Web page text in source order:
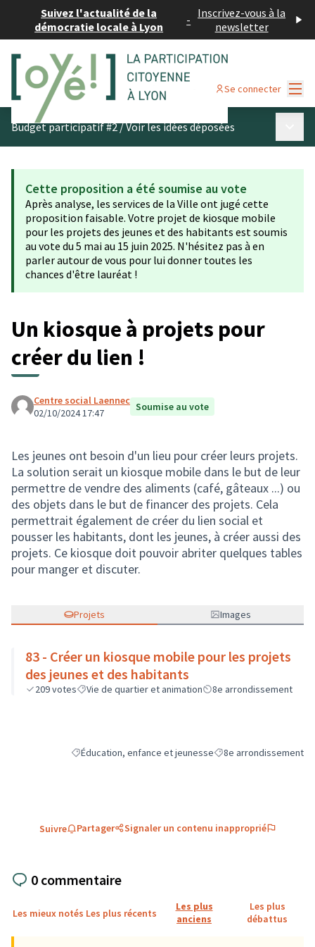
Suivez l'actualité de la
démocratie locale à Lyon
- Inscrivez-vous à la
newsletter
Se connecter
Budget participatif #2/Voir les idées déposées
Cette proposition a été soumise au vote
Après analyse, les services de la Ville ont jugé cette
proposition faisable. Votre projet de kiosque mobile
pour les projets des jeunes et des habitants est soumis
au vote du 5 mai au 15 juin 2025. N'hésitez pas à en
parler autour de vous pour lui donner toutes les
chances d'être lauréat !
Un kiosque à projets pour
créer du lien !
Centre social Laennec
02/10/2024 17:47
Soumise au vote
Les jeunes ont besoin d'un lieu pour créer leurs projets.
La solution serait un kiosque mobile dans le but de leur
permettre de vendre des aliments (café, gâteaux ...) ou
des objets dans le but de financer des projets. Cela
permettrait également de créer du lien social et
pousser les habitants, dont les jeunes, à créer aussi des
projets. Ce kiosque doit pouvoir abriter quelques tables
pour manger et discuter.
Projets Images
83 - Créer un kiosque mobile pour les projets
des jeunes et des habitants
209votes Vie de quartier et animation 8e arrondissement
Filtrer les résultats de la catégorie : Éducation, enfance
Éducation, enfance et jeunesseFiltrer les résultats
8e arrondissement
Suivre Partager Signaler un contenu inapproprié
0 commentaire
Les mieux notés Les plus récents
Les plus
anciens
Les plus
débattus